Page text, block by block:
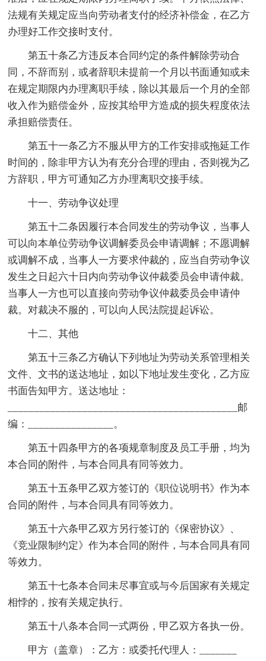
法规有关规定应当向劳动者支付的经济补偿金，在乙方
办理好工作交接时支付。
第五十条乙方违反本合同约定的条件解除劳动合
同，不辞而别，或者辞职未提前一个月以书面通知或未
在规定期限内办理离职手续，除以其最后一个月的全部
收入作为赔偿金外，应按其给甲方造成的损失程度依法
承担赔偿责任。
第五十一条乙方不服从甲方的工作安排或拖延工作
时间的，除非甲方认为有充分合理的理由，否则视为乙
方辞职，甲方可通知乙方办理离职交接手续。
十一、劳动争议处理
第五十二条因履行本合同发生的劳动争议，当事人
可以向本单位劳动争议调解委员会申请调解；不愿调解
或调解不成，当事人一方要求仲裁的，应当自劳动争议
发生之日起六十日内向劳动争议仲裁委员会申请仲裁。
当事人一方也可以直接向劳动争议仲裁委员会申请仲
裁。对裁决不服的，可以向人民法院提起诉讼。
十二、其他
第五十三条乙方确认下列地址为劳动关系管理相关
文件、文书的送达地址，如以下地址发生变化，乙方应
书面告知甲方。送达地址：
___________________________________________邮
编：________________。
第五十四条甲方的各项规章制度及员工手册，均为
本合同的附件，与本合同具有同等效力。
第五十五条甲乙双方签订的《职位说明书》作为本
合同的附件，与本合同具有同等效力。
第五十六条甲乙双方另行签订的《保密协议》、
《竞业限制约定》作为本合同的附件，与本合同具有同
等效力。
第五十七条本合同未尽事宜或与今后国家有关规定
相悖的，按有关规定执行。
第五十八条本合同一式两份，甲乙双方各执一份。
甲方（盖章）：乙方：或委托代理人：_______